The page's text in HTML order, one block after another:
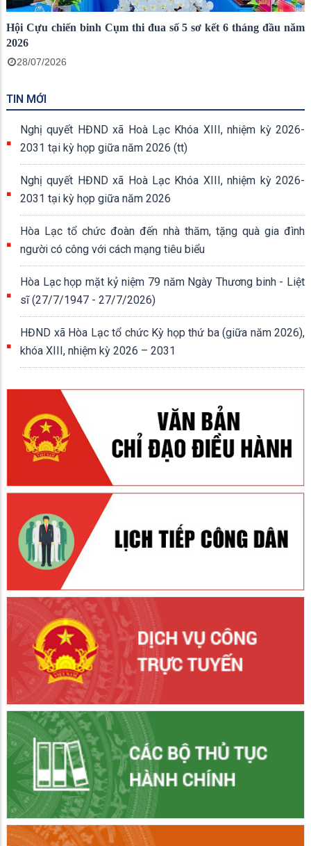
Hội Cựu chiến binh Cụm thi đua số 5 sơ kết 6 tháng đầu năm
2026
28/07/2026
TIN MỚI
Nghị quyết HĐND xã Hoà Lạc Khóa XIII, nhiệm kỳ 2026-
2031 tại kỳ họp giữa năm 2026 (tt)
Nghị quyết HĐND xã Hoà Lạc Khóa XIII, nhiệm kỳ 2026-
2031 tại kỳ họp giữa năm 2026
Hòa Lạc tổ chức đoàn đến nhà thăm, tặng quà gia đình
người có công với cách mạng tiêu biểu
Hòa Lạc họp mặt kỷ niệm 79 năm Ngày Thương binh - Liệt
sĩ (27/7/1947 - 27/7/2026)
HĐND xã Hòa Lạc tổ chức Kỳ họp thứ ba (giữa năm 2026),
khóa XIII, nhiệm kỳ 2026 – 2031